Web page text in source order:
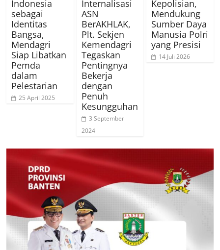
Indonesia
sebagai
Identitas
Bangsa,
Mendagri
Siap Libatkan
Pemda
dalam
Pelestarian
25 April 2025
Internalisasi
ASN
BerAKHLAK,
Plt. Sekjen
Kemendagri
Tegaskan
Pentingnya
Bekerja
dengan
Penuh
Kesungguhan
3 September
2024
Kepolisian,
Mendukung
Sumber Daya
Manusia Polri
yang Presisi
14 Juli 2026